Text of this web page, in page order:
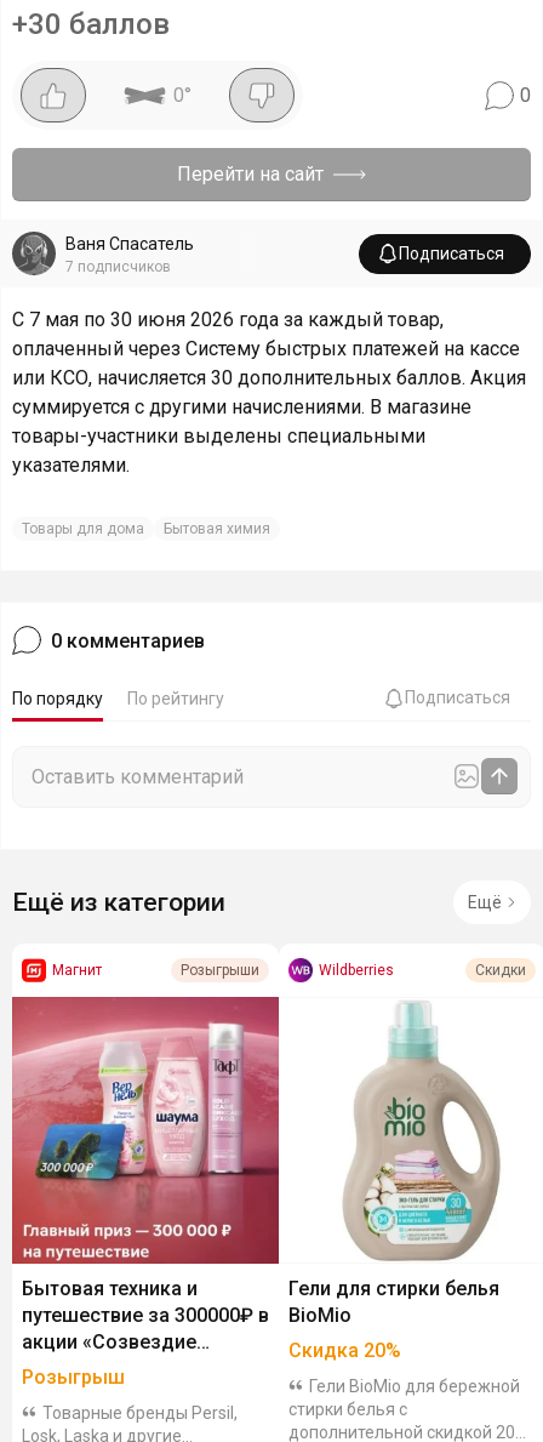
+30 баллов
0° 0
Перейти на сайт
Ваня Спасатель
7 подписчиков
Подписаться
С 7 мая по 30 июня 2026 года за каждый товар,
оплаченный через Систему быстрых платежей на кассе
или КСО, начисляется 30 дополнительных баллов. Акция
суммируется с другими начислениями. В магазине
товары-участники выделены специальными
указателями.
Товары для дома Бытовая химия
0 комментариев
По порядку По рейтингу Подписаться
Ещё из категории Ещё
Магнит Розыгрыши
Бытовая техника и
путешествие за 300000₽ в
акции «Созвездие
чистоты и красоты»
Розыгрыш
Товарные бренды Persil,
Losk, Laska и другие
Wildberries Скидки
Гели для стирки белья
BioMio
Скидка 20%
Гели BioMio для бережной
стирки белья с
дополнительной скидкой 20%.